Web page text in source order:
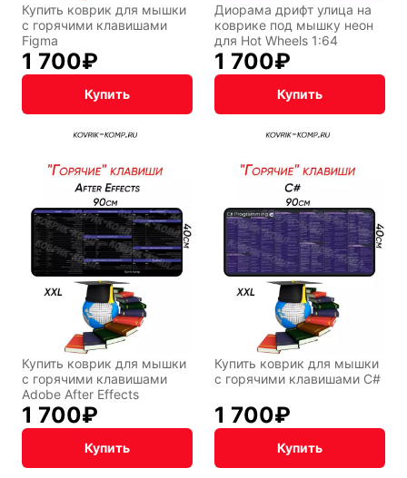
Купить коврик для мышки
с горячими клавишами
Figma
1 700₽
Купить
Диорама дрифт улица на
коврике под мышку неон
для Hot Wheels 1:64
1 700₽
Купить
Купить коврик для мышки
с горячими клавишами
Adobe After Effects
1 700₽
Купить
Купить коврик для мышки
с горячими клавишами C#
1 700₽
Купить